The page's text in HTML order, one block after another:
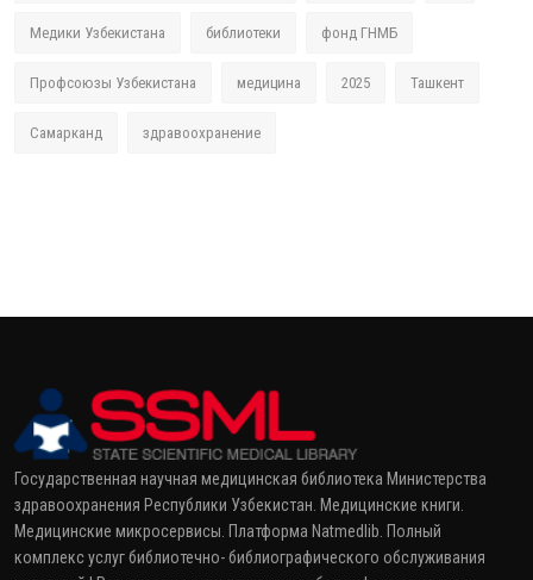
Медики Узбекистана библиотеки фонд ГНМБ
Профсоюзы Узбекистана медицина 2025 Ташкент
Самарканд здравоохранение
Государственная научная медицинская библиотека Министерства
здравоохранения Республики Узбекистан. Медицинские книги.
Медицинские микросервисы. Платформа Natmedlib. Полный
комплекс услуг библиотечно- библиографического обслуживания